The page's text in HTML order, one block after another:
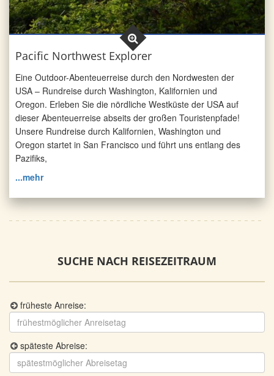
Pacific Northwest Explorer
Eine Outdoor-Abenteuerreise durch den Nordwesten der
USA – Rundreise durch Washington, Kalifornien und
Oregon. Erleben Sie die nördliche Westküste der USA auf
dieser Abenteuerreise abseits der großen Touristenpfade!
Unsere Rundreise durch Kalifornien, Washington und
Oregon startet in San Francisco und führt uns entlang des
Pazifiks,
...mehr
SUCHE NACH REISEZEITRAUM
früheste Anreise:
späteste Abreise: